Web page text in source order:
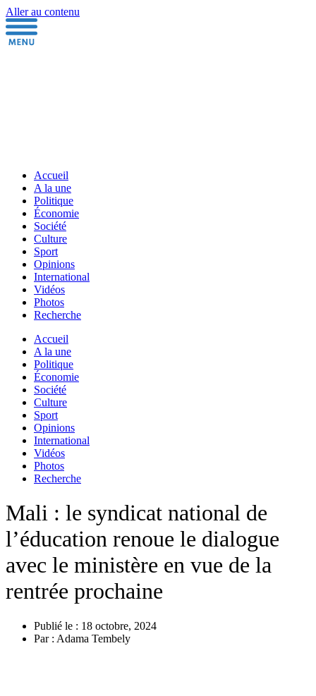
Aller au contenu
Accueil
A la une
Politique
Économie
Société
Culture
Sport
Opinions
International
Vidéos
Photos
Recherche
Accueil
A la une
Politique
Économie
Société
Culture
Sport
Opinions
International
Vidéos
Photos
Recherche
Mali : le syndicat national de
l’éducation renoue le dialogue
avec le ministère en vue de la
rentrée prochaine
Publié le : 18 octobre, 2024
Par : Adama Tembely